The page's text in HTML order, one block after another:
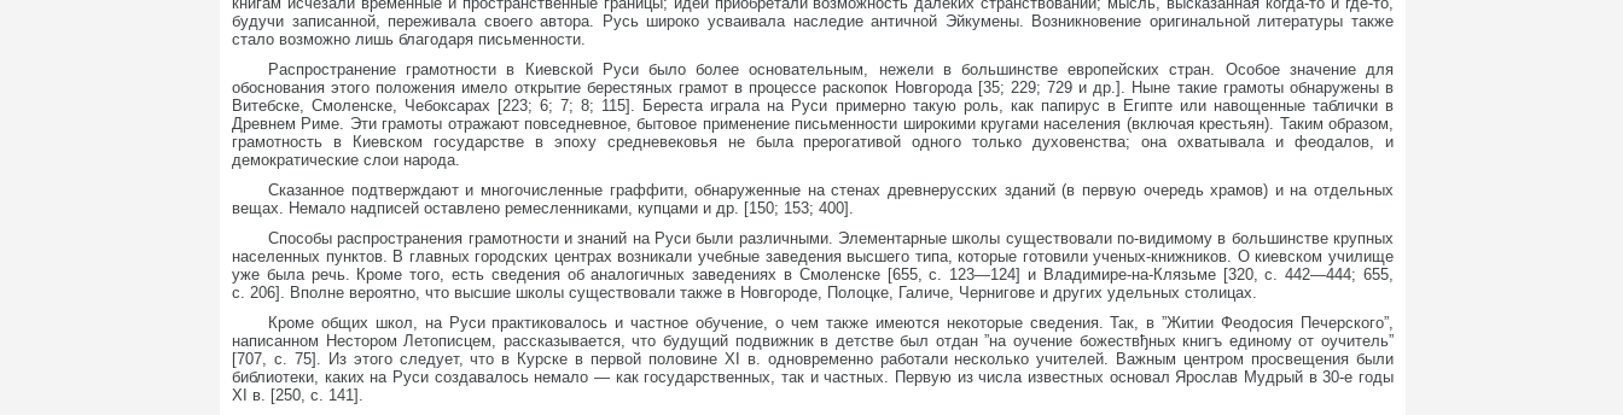
будучи записанной, переживала своего автора. Русь широко усваивала наследие античной Эйкумены. Возникновение оригинальной литературы также
стало возможно лишь благодаря письменности.
Распространение грамотности в Киевской Руси было более основательным, нежели в большинстве европейских стран. Особое значение для
обоснования этого положения имело открытие берестяных грамот в процессе раскопок Новгорода [35; 229; 729 и др.]. Ныне такие грамоты обнаружены в
Витебске, Смоленске, Чебоксарах [223; 6; 7; 8; 115]. Береста играла на Руси примерно такую роль, как папирус в Египте или навощенные таблички в
Древнем Риме. Эти грамоты отражают повседневное, бытовое применение письменности широкими кругами населения (включая крестьян). Таким образом,
грамотность в Киевском государстве в эпоху средневековья не была прерогативой одного только духовенства; она охватывала и феодалов, и
демократические слои народа.
Сказанное подтверждают и многочисленные граффити, обнаруженные на стенах древнерусских зданий (в первую очередь храмов) и на отдельных
вещах. Немало надписей оставлено ремесленниками, купцами и др. [150; 153; 400].
Способы распространения грамотности и знаний на Руси были различными. Элементарные школы существовали по-видимому в большинстве крупных
населенных пунктов. В главных городских центрах возникали учебные заведения высшего типа, которые готовили ученых-книжников. О киевском училище
уже была речь. Кроме того, есть сведения об аналогичных заведениях в Смоленске [655, с. 123—124] и Владимире-на-Клязьме [320, с. 442—444; 655,
с. 206]. Вполне вероятно, что высшие школы существовали также в Новгороде, Полоцке, Галиче, Чернигове и других удельных столицах.
Кроме общих школ, на Руси практиковалось и частное обучение, о чем также имеются некоторые сведения. Так, в ”Житии Феодосия Печерского”,
написанном Нестором Летописцем, рассказывается, что будущий подвижник в детстве был отдан ”на оучение божествђных книгъ единому от оучитель”
[707, с. 75]. Из этого следует, что в Курске в первой половине XI в. одновременно работали несколько учителей. Важным центром просвещения были
библиотеки, каких на Руси создавалось немало — как государственных, так и частных. Первую из числа известных основал Ярослав Мудрый в 30-е годы
XI в. [250, с. 141].